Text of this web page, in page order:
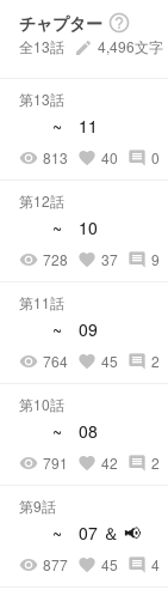
チャプター help_outline
全13話 create 4,496文字
第13話
~ 11
visibility 813 favorite 40 comment 0
第12話
~ 10
visibility 728 favorite 37 comment 9
第11話
~ 09
visibility 764 favorite 45 comment 2
第10話
~ 08
visibility 791 favorite 42 comment 2
第9話
~ 07 ＆ 📢
visibility 877 favorite 45 comment 4